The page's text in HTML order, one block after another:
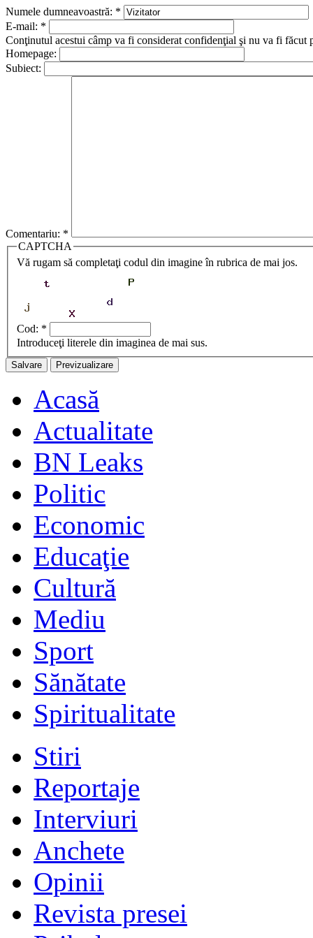
Numele dumneavoastră: *
E-mail: *
Conţinutul acestui câmp va fi considerat confidenţial şi nu va fi făcut
Homepage:
Subiect:
Comentariu: *
CAPTCHA
Vă rugam să completaţi codul din imagine în rubrica de mai jos.
Cod: *
Introduceţi literele din imaginea de mai sus.
Acasă
Actualitate
BN Leaks
Politic
Economic
Educaţie
Cultură
Mediu
Sport
Sănătate
Spiritualitate
Stiri
Reportaje
Interviuri
Anchete
Opinii
Revista presei